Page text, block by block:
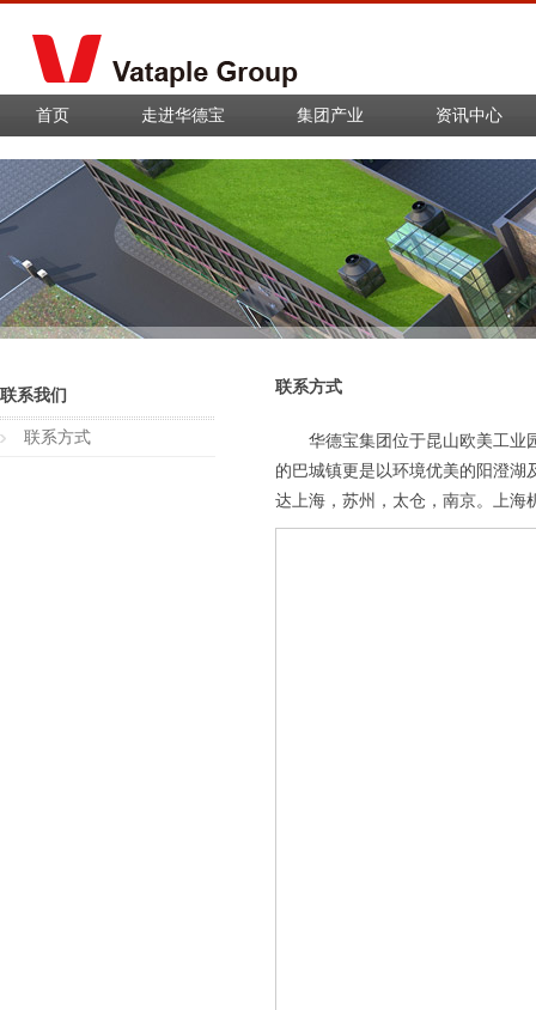
首页 走进华德宝 集团产业 资讯中心
联系我们
联系方式
联系方式
华德宝集团位于昆山欧美工业
的巴城镇更是以环境优美的阳澄湖
达上海，苏州，太仓，南京。上海